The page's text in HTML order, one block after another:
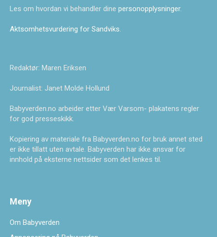
Les om hvordan vi behandler dine personopplysninger.
Aktsomhetsvurdering for Sandviks.
Redaktør: Maren Eriksen
Journalist: Janet Molde Hollund
Babyverden.no arbeider etter Vær Varsom- plakatens regler
for god presseskikk.
Kopiering av materiale fra Babyverden.no for bruk annet sted
er ikke tillatt uten avtale. Babyverden har ikke ansvar for
innhold på eksterne nettsider som det lenkes til.
Meny
Om Babyverden